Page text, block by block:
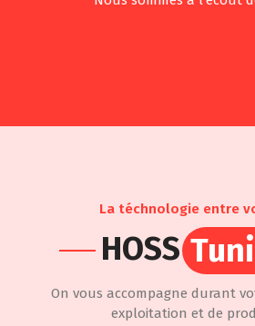
La téchnologie entre
HOSS
On vous accompagne durant
exploitation et de